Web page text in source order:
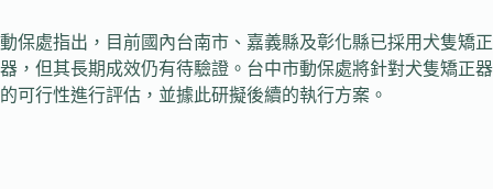
動保處指出，目前國內台南市、嘉義縣及彰化縣已採用犬隻矯正
器，但其長期成效仍有待驗證。台中市動保處將針對犬隻矯正器
的可行性進行評估，並據此研擬後續的執行方案。